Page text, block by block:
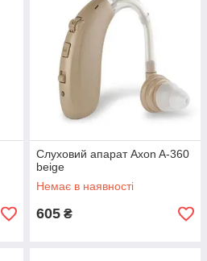
Слуховий апарат Axon A-360
beige
Немає в наявності
605 ₴